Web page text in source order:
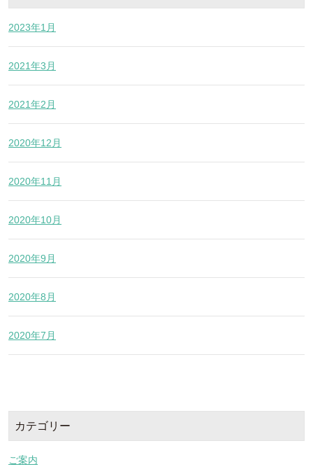
2023年1月
2021年3月
2021年2月
2020年12月
2020年11月
2020年10月
2020年9月
2020年8月
2020年7月
カテゴリー
ご案内